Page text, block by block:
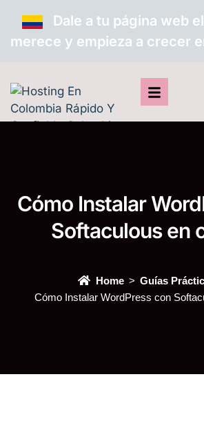
Dale a tu página web
merece y empieza a crecer
Cómo Instalar
Softaculous en
Home
Guías
Cómo Instalar WordPress con